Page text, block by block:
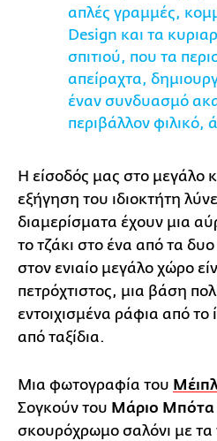
απλές γραμμές,
Design και τα
σπιτιού, που τα
απείραχτα,
έναν συνδυασμό
περιβάλλον φιλικό,
Η είσοδός μας στο μεγάλο
εξήγηση του ιδιοκτήτη
διαμερίσματα έχουν μια
το τζάκι στο ένα από τα
στον ενιαίο μεγάλο χώρο
πετρόχτιστος, μια βάση
εντοιχισμένα ράφια από το
από ταξίδια.
Μια φωτογραφία του
Σογκούν του Μάριο Μπότα
σκουρόχρωμο σαλόνι με τα